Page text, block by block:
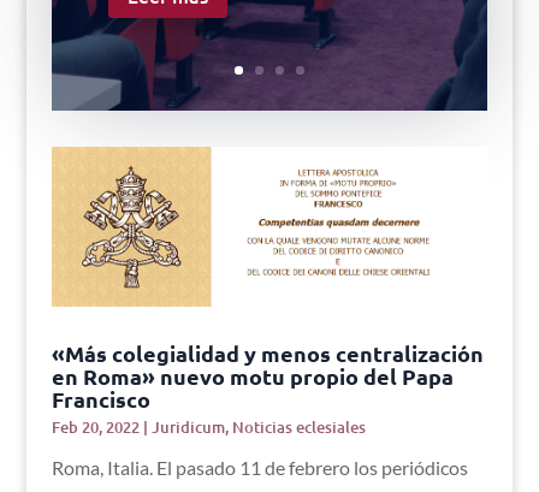
«Más colegialidad y menos centralización
en Roma» nuevo motu propio del Papa
Francisco
Feb 20, 2022| Juridicum, Noticias eclesiales
Roma, Italia. El pasado 11 de febrero los periódicos